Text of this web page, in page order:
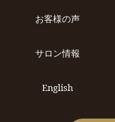
お客様の声
サロン情報
English